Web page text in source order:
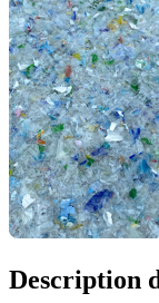
Description